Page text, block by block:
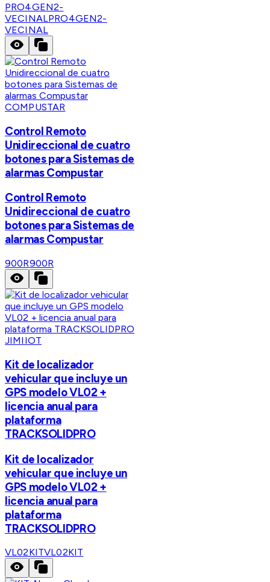
PRO4GEN2-
VECINALPRO4GEN2-
VECINAL
COMPUSTAR
Control Remoto
Unidireccional de cuatro
botones para Sistemas de
alarmas Compustar
Control Remoto
Unidireccional de cuatro
botones para Sistemas de
alarmas Compustar
900R900R
JIMIIOT
Kit de localizador
vehicular que incluye un
GPS modelo VL02 +
licencia anual para
plataforma
TRACKSOLIDPRO
Kit de localizador
vehicular que incluye un
GPS modelo VL02 +
licencia anual para
plataforma
TRACKSOLIDPRO
VL02KITVL02KIT